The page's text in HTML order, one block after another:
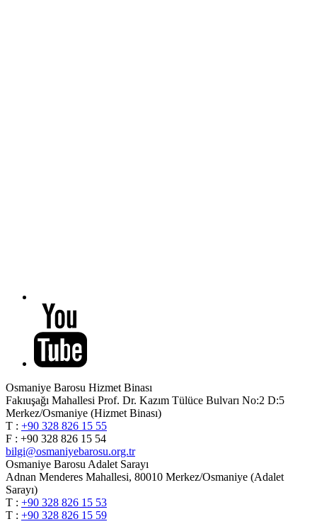
Osmaniye Barosu Hizmet Binası
Fakıuşağı Mahallesi Prof. Dr. Kazım Tülüce Bulvarı No:2 D:5
Merkez/Osmaniye (Hizmet Binası)
T : +90 328 826 15 55
F : +90 328 826 15 54
bilgi@osmaniyebarosu.org.tr
Osmaniye Barosu Adalet Sarayı
Adnan Menderes Mahallesi, 80010 Merkez/Osmaniye (Adalet
Sarayı)
T : +90 328 826 15 53
T : +90 328 826 15 59